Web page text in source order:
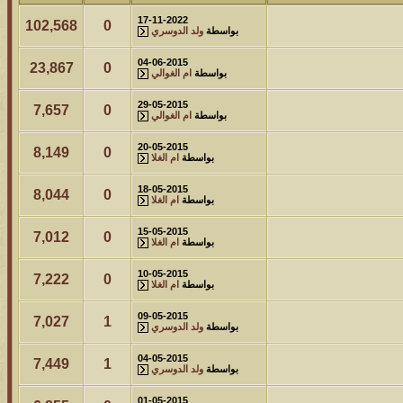
آخر مشاركة
1460145 آخر رد:محمد الخضيري
آخر مشاركة
آخر رد:احمد جابر
آخر مشاركة
276353
آخر مشاركة
آخر رد:ابن صلفيق
آخر مشاركة
آخر رد:الميآسية
17-11-2022
بواسطة ولد الدوسري 0
102,568
04-06-2015
بواسطة ام الغوالي 0
23,867
29-05-2015
بواسطة ام الغوالي 0
7,657
20-05-2015
بواسطة ام الغلا 0
8,149
18-05-2015
بواسطة ام الغلا 0
8,044
15-05-2015
بواسطة ام الغلا 0
7,012
10-05-2015
بواسطة ام الغلا 0
7,222
09-05-2015
بواسطة ولد الدوسري 1
7,027
04-05-2015
بواسطة ولد الدوسري 1
7,449
01-05-2015